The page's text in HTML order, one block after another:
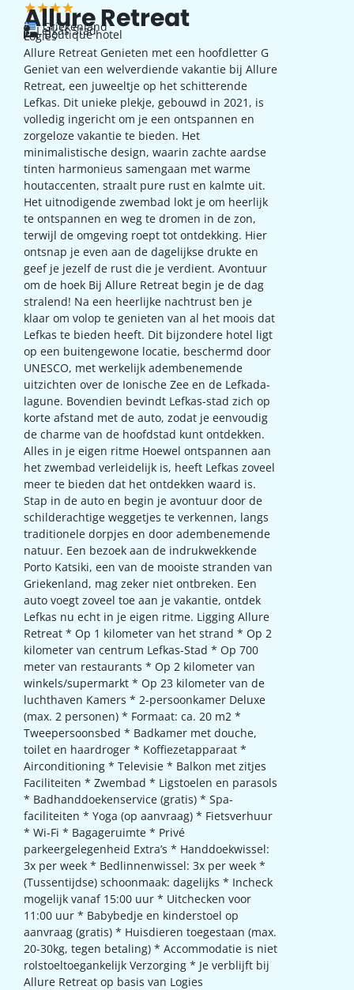
Allure Retreat
Griekenland
Lefkas Stad
Boutique hotel
Logies
Allure Retreat Genieten met een hoofdletter G
Geniet van een welverdiende vakantie bij Allure
Retreat, een juweeltje op het schitterende
Lefkas. Dit unieke plekje, gebouwd in 2021, is
volledig ingericht om je een ontspannen en
zorgeloze vakantie te bieden. Het
minimalistische design, waarin zachte aardse
tinten harmonieus samengaan met warme
houtaccenten, straalt pure rust en kalmte uit.
Het uitnodigende zwembad lokt je om heerlijk
te ontspannen en weg te dromen in de zon,
terwijl de omgeving roept tot ontdekking. Hier
ontsnap je even aan de dagelijkse drukte en
geef je jezelf de rust die je verdient. Avontuur
om de hoek Bij Allure Retreat begin je de dag
stralend! Na een heerlijke nachtrust ben je
klaar om volop te genieten van al het moois dat
Lefkas te bieden heeft. Dit bijzondere hotel ligt
op een buitengewone locatie, beschermd door
UNESCO, met werkelijk adembenemende
uitzichten over de Ionische Zee en de Lefkada-
lagune. Bovendien bevindt Lefkas-stad zich op
korte afstand met de auto, zodat je eenvoudig
de charme van de hoofdstad kunt ontdekken.
Alles in je eigen ritme Hoewel ontspannen aan
het zwembad verleidelijk is, heeft Lefkas zoveel
meer te bieden dat het ontdekken waard is.
Stap in de auto en begin je avontuur door de
schilderachtige weggetjes te verkennen, langs
traditionele dorpjes en door adembenemende
natuur. Een bezoek aan de indrukwekkende
Porto Katsiki, een van de mooiste stranden van
Griekenland, mag zeker niet ontbreken. Een
auto voegt zoveel toe aan je vakantie, ontdek
Lefkas nu echt in je eigen ritme. Ligging Allure
Retreat * Op 1 kilometer van het strand * Op 2
kilometer van centrum Lefkas-Stad * Op 700
meter van restaurants * Op 2 kilometer van
winkels/supermarkt * Op 23 kilometer van de
luchthaven Kamers * 2-persoonkamer Deluxe
(max. 2 personen) * Formaat: ca. 20 m2 *
Tweepersoonsbed * Badkamer met douche,
toilet en haardroger * Koffiezetapparaat *
Airconditioning * Televisie * Balkon met zitjes
Faciliteiten * Zwembad * Ligstoelen en parasols
* Badhanddoekenservice (gratis) * Spa-
faciliteiten * Yoga (op aanvraag) * Fietsverhuur
* Wi-Fi * Bagageruimte * Privé
parkeergelegenheid Extra’s * Handdoekwissel:
3x per week * Bedlinnenwissel: 3x per week *
(Tussentijdse) schoonmaak: dagelijks * Incheck
mogelijk vanaf 15:00 uur * Uitchecken voor
11:00 uur * Babybedje en kinderstoel op
aanvraag (gratis) * Huisdieren toegestaan (max.
20-30kg, tegen betaling) * Accommodatie is niet
rolstoeltoegankelijk Verzorging * Je verblijft bij
Allure Retreat op basis van Logies